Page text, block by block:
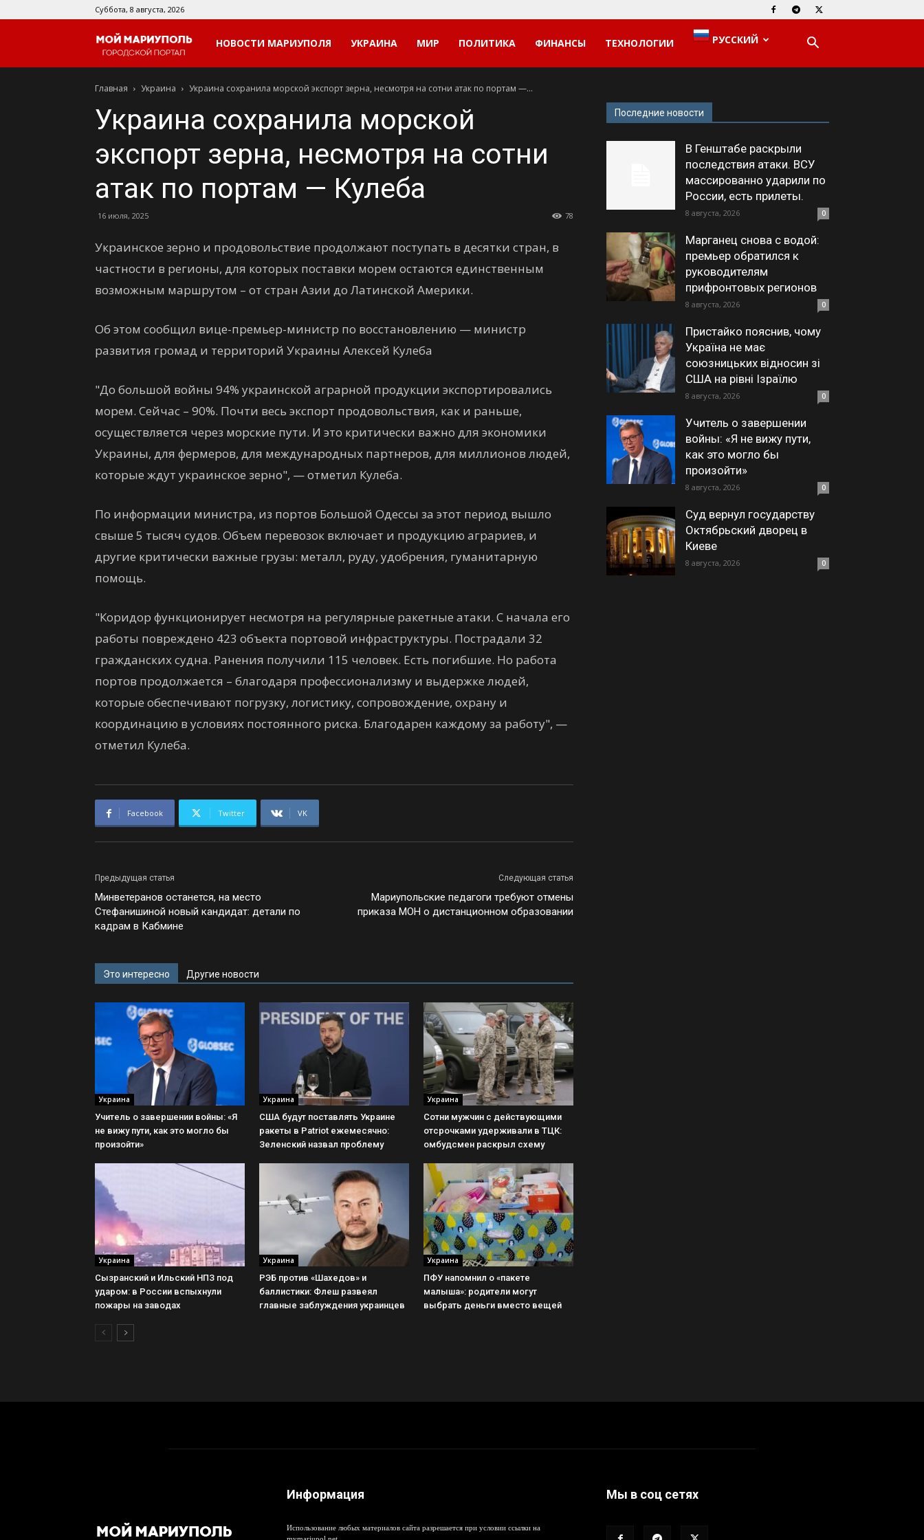
Суббота, 8 августа, 2026
Мой
Мариуполь
НОВОСТИ МАРИУПОЛЯ УКРАИНА МИР ПОЛИТИКА ФИНАНСЫ ТЕХНОЛОГИИ РУССКИЙ
Главная Украина Украина сохранила морской экспорт зерна, несмотря на сотни атак по портам —...
Украина сохранила морской
экспорт зерна, несмотря на сотни
атак по портам — Кулеба
16 июля, 2025 78
Украинское зерно и продовольствие продолжают поступать в десятки стран, в
частности в регионы, для которых поставки морем остаются единственным
возможным маршрутом – от стран Азии до Латинской Америки.
Об этом сообщил вице-премьер-министр по восстановлению — министр
развития громад и территорий Украины Алексей Кулеба
"До большой войны 94% украинской аграрной продукции экспортировались
морем. Сейчас – 90%. Почти весь экспорт продовольствия, как и раньше,
осуществляется через морские пути. И это критически важно для экономики
Украины, для фермеров, для международных партнеров, для миллионов людей,
которые ждут украинское зерно", — отметил Кулеба.
По информации министра, из портов Большой Одессы за этот период вышло
свыше 5 тысяч судов. Объем перевозок включает и продукцию аграриев, и
другие критически важные грузы: металл, руду, удобрения, гуманитарную
помощь.
"Коридор функционирует несмотря на регулярные ракетные атаки. С начала его
работы повреждено 423 объекта портовой инфраструктуры. Пострадали 32
гражданских судна. Ранения получили 115 человек. Есть погибшие. Но работа
портов продолжается – благодаря профессионализму и выдержке людей,
которые обеспечивают погрузку, логистику, сопровождение, охрану и
координацию в условиях постоянного риска. Благодарен каждому за работу", —
отметил Кулеба.
Facebook Twitter VK
Предыдущая статья
Минветеранов останется, на место
Стефанишиной новый кандидат: детали по
кадрам в Кабмине
Следующая статья
Мариупольские педагоги требуют отмены
приказа МОН о дистанционном образовании
Это интересно Другие новости
Украина
Учитель о завершении войны: «Я
не вижу пути, как это могло бы
произойти»
Украина
США будут поставлять Украине
ракеты в Patriot ежемесячно:
Зеленский назвал проблему
Украина
Сотни мужчин с действующими
отсрочками удерживали в ТЦК:
омбудсмен раскрыл схему
Украина
Сызранский и Ильский НПЗ под
ударом: в России вспыхнули
пожары на заводах
Украина
РЭБ против «Шахедов» и
баллистики: Флеш развеял
главные заблуждения украинцев
Украина
ПФУ напомнил о «пакете
малыша»: родители могут
выбрать деньги вместо вещей
Последние новости
В Генштабе раскрыли
последствия атаки. ВСУ
массированно ударили по
России, есть прилеты.
8 августа, 2026 0
Марганец снова с водой:
премьер обратился к
руководителям
прифронтовых регионов
8 августа, 2026 0
Пристайко пояснив, чому
Україна не має
союзницьких відносин зі
США на рівні Ізраїлю
8 августа, 2026 0
Учитель о завершении
войны: «Я не вижу пути,
как это могло бы
произойти»
8 августа, 2026 0
Суд вернул государству
Октябрьский дворец в
Киеве
8 августа, 2026 0
Информация
Использование любых материалов сайта разрешается при условии ссылки на
Мы в соц сетях